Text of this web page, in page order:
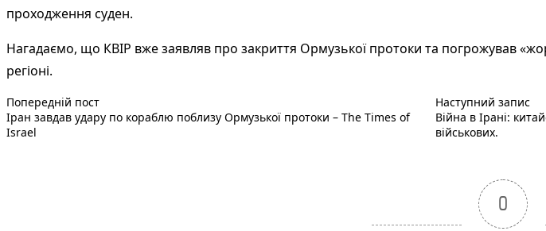
проходження суден.
Нагадаємо, що КВІР вже заявляв про закриття Ормузької протоки та погрожував
регіоні.
Навігація
записів
Попередній постПопередній запис:
Іран завдав удару по кораблю поблизу Ормузької протоки – The Times of
Israel
Наступний запис
Війна в Ірані:
військових.
0